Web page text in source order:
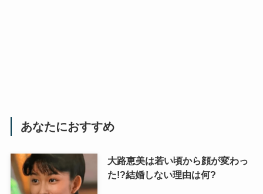
あなたにおすすめ
大路恵美は若い頃から顔が変わっ
た!?結婚しない理由は何?